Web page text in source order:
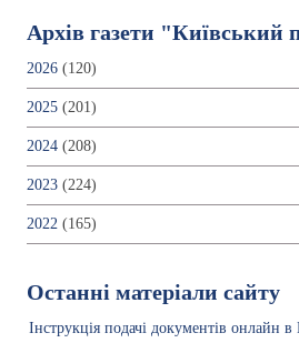
Архів газети "Київський
2026 (120)
2025 (201)
2024 (208)
2023 (224)
2022 (165)
Останні матеріали сайту
Інструкція подачі документів онлайн